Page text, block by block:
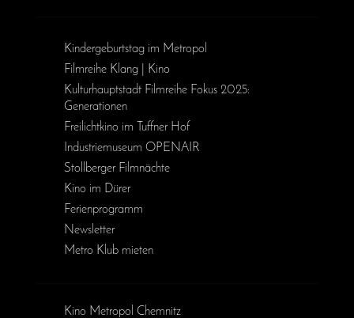
Kinder­geburts­tag im Metropol
Filmreihe Klang | Kino
Kulturhauptstadt Filmreihe Fokus 2025:
Generationen
Freilichtkino im Tuffner Hof
Industriemuseum OPENAIR
Stollberger Filmnächte
Kino im Dürer
Ferienprogramm
Newsletter
Metro Klub mieten
Kino Metropol Chemnitz